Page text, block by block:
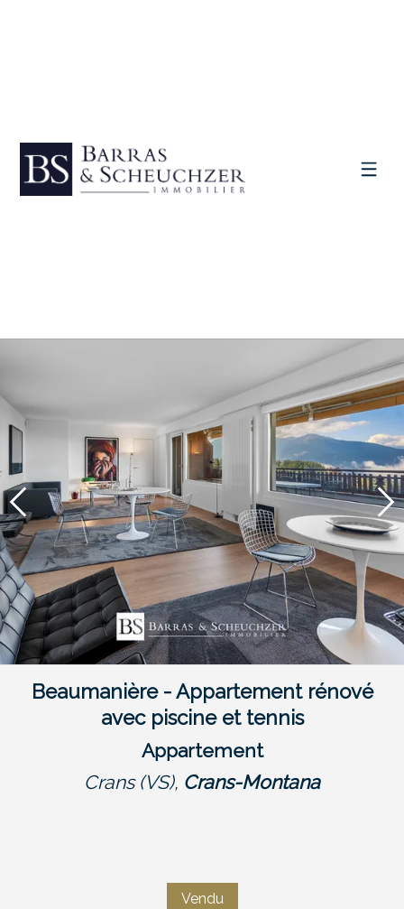
Beaumanière - Appartement rénové
avec piscine et tennis
Appartement
Crans (VS), Crans-Montana
Vendu